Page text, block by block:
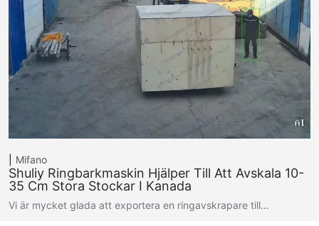
Mifano
Shuliy Ringbarkmaskin Hjälper Till Att Avskala 10-
35 Cm Stora Stockar I Kanada
Vi är mycket glada att exportera en ringavskrapare till…